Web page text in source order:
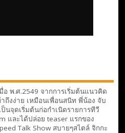
อ พ.ศ.2549 จากการเริ่มต้นแนวคิด
ถึงง่าย เหมือนเพื่อนสนิท พี่น้อง จับ
นจุดเริ่มต้นก่อกำเนิดรายการทีวี
และได้ปล่อย teaser แรกของ
Talk Show สบายๆสไตล์ จิกกะ